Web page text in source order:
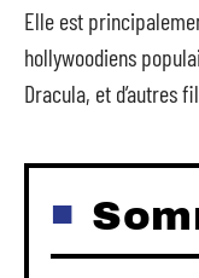
Elle est
hollywoodiens
Dracula, et d’autres